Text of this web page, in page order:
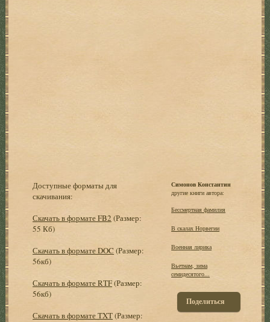
Доступные форматы для
скачивания:
Скачать в формате FB2 (Размер:
55 Кб)
Скачать в формате DOC (Размер:
56кб)
Скачать в формате RTF(Размер:
56кб)
Скачать в формате TXT(Размер:
Симонов Константин
другие книги автора:
Бессмертная фамилия
В скалах Норвегии
Военная лирика
Вьетнам, зима
семидесятого...
Поделиться